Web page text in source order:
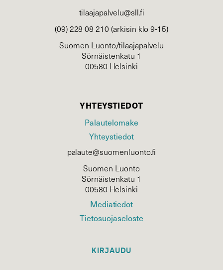
tilaajapalvelu@sll.fi
(09) 228 08 210 (arkisin klo 9-15)
Suomen Luonto/tilaajapalvelu
Sörnäistenkatu 1
00580 Helsinki
YHTEYSTIEDOT
Palautelomake
Yhteystiedot
palaute@suomenluonto.fi
Suomen Luonto
Sörnäistenkatu 1
00580 Helsinki
Mediatiedot
Tietosuojaseloste
KIRJAUDU